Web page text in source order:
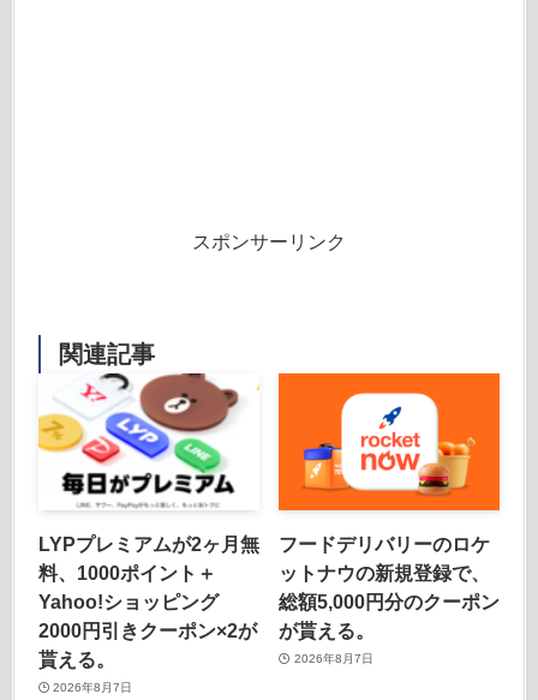
スポンサーリンク
関連記事
LYPプレミアムが2ヶ月無
料、1000ポイント＋
Yahoo!ショッピング
2000円引きクーポン×2が
貰える。
2026年8月7日
フードデリバリーのロケ
ットナウの新規登録で、
総額5,000円分のクーポン
が貰える。
2026年8月7日